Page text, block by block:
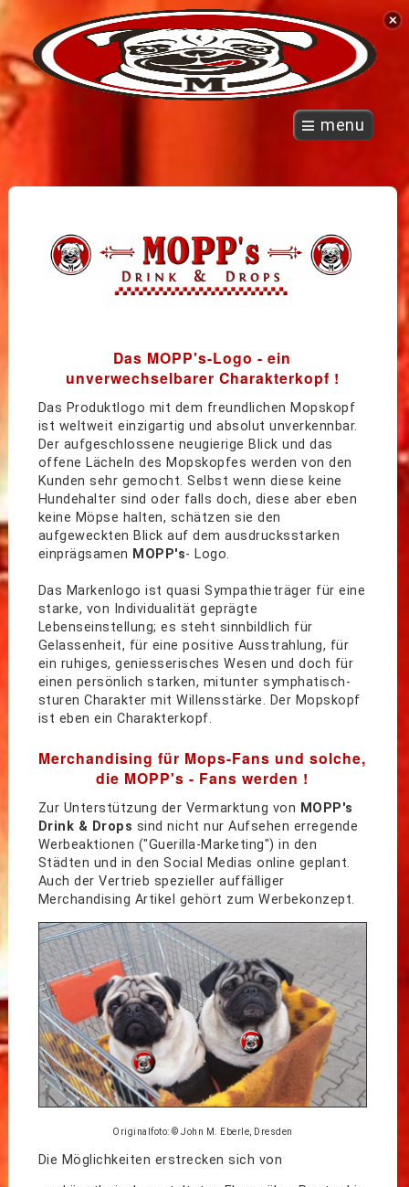
menu
Das MOPP's-Logo - ein
unverwechselbarer Charakterkopf !
Das Produktlogo mit dem freundlichen Mopskopf
ist weltweit einzigartig und absolut unverkennbar.
Der aufgeschlossene neugierige Blick und das
offene Lächeln des Mopskopfes werden von den
Kunden sehr gemocht. Selbst wenn diese keine
Hundehalter sind oder falls doch, diese aber eben
keine Möpse halten, schätzen sie den
aufgeweckten Blick auf dem ausdrucksstarken
einprägsamen MOPP's- Logo.
Das Markenlogo ist quasi Sympathieträger für eine
starke, von Individualität geprägte
Lebenseinstellung; es steht sinnbildlich für
Gelassenheit, für eine positive Ausstrahlung, für
ein ruhiges, geniesserisches Wesen und doch für
einen persönlich starken, mitunter symphatisch-
sturen Charakter mit Willensstärke. Der Mopskopf
ist eben ein Charakterkopf.
Merchandising für Mops-Fans und solche,
die MOPP's - Fans werden !
Zur Unterstützung der Vermarktung von MOPP's
Drink & Drops sind nicht nur Aufsehen erregende
Werbeaktionen ("Guerilla-Marketing") in den
Städten und in den Social Medias online geplant.
Auch der Vertrieb spezieller auffälliger
Merchandising Artikel gehört zum Werbekonzept.
Originalfoto: © John M. Eberle, Dresden
Die Möglichkeiten erstrecken sich von